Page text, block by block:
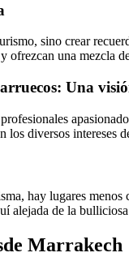
sino crear
ofrezcan una mezcla
Una
los diversos intereses
hay lugares
alejada de la
Marrakech